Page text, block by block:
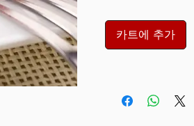
카트에 추가